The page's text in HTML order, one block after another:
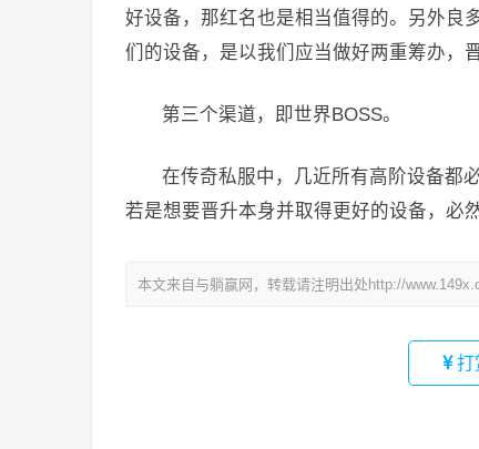
好设备，那红名也是相当值得的。另外良
们的设备，是以我们应当做好两重筹办，
第三个渠道，即世界BOSS。
在传奇私服中，几近所有高阶设备都
若是想要晋升本身并取得更好的设备，必
本文来自与躺赢网，转载请注明出处http://
打